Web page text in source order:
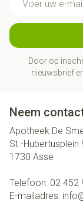
Door op
nieuwsbrief
Neem
Apotheek De
St.-Hubertusplein
1730 Asse
Telefoon: 02 452
E-mailadres: